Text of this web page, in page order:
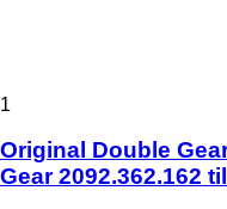
1
Original Double
Gear 2092.362.162